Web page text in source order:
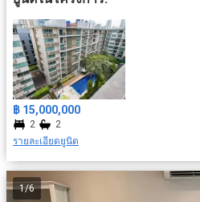
฿ 15,000,000
2
2
รายละเอียดยูนิต
1/6